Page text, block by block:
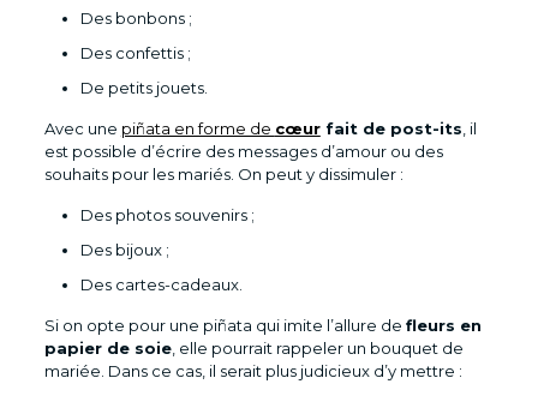
Des bonbons ;
Des confettis ;
De petits jouets.
Avec une piñata en forme de cœurfait de post-its , il
est possible d’écrire des messages d’amour ou des
souhaits pour les mariés. On peut y dissimuler :
Des photos souvenirs ;
Des bijoux ;
Des cartes-cadeaux.
Si on opte pour une piñata qui imite l’allure de fleurs en
papier de soie, elle pourrait rappeler un bouquet de
mariée. Dans ce cas, il serait plus judicieux d’y mettre :